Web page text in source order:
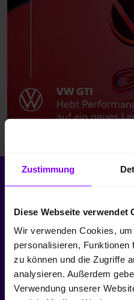
Zustimmung
Diese Webseite verwendet
Wir verwenden Cookies,
personalisieren, Funktionen
zu können und die Zugriffe
analysieren. Außerdem
Verwendung unserer